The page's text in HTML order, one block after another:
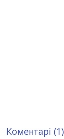
Коментарі (1)